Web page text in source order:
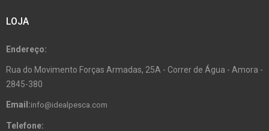
LOJA
Endereço:
Rua do Movimento Forças Armadas, 25A - Correr de Água - Amora -
2845-380
Email:info@idealpesca.com
Telefone: